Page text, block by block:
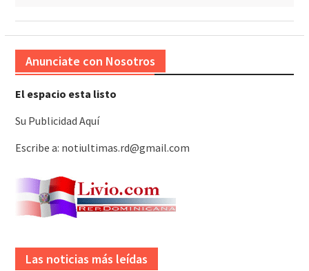
Anunciate con Nosotros
El espacio esta listo
Su Publicidad Aquí
Escribe a: notiultimas.rd@gmail.com
Las noticias más leídas